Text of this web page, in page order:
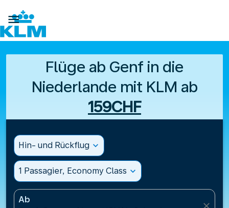

Flüge ab Genf in die
Niederlande mit KLM ab
159CHF
Hin- und Rückflug expand_more
1 Passagier, Economy Class expand_more
Ab
close